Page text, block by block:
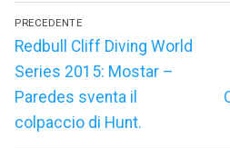
Navigazione
articoli
PRECEDENTE
Articolo
precedente:
Redbull Cliff Diving World
Series 2015: Mostar –
Paredes sventa il
colpaccio di Hunt.